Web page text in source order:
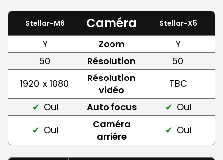
Stellar-M6 Caméra Stellar-X5
Y Zoom
Y
50
Résolution
50
1920 x 1080
Résolution
vidéo
TBC
Oui
Auto focus
Oui
Oui
Caméra
arrière
Oui